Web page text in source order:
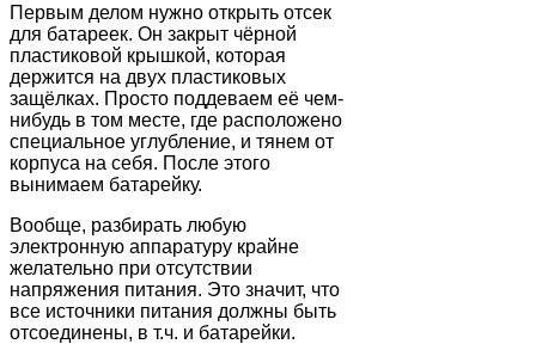
Первым делом нужно открыть отсек
для батареек. Он закрыт чёрной
пластиковой крышкой, которая
держится на двух пластиковых
защёлках. Просто поддеваем её чем-
нибудь в том месте, где расположено
специальное углубление, и тянем от
корпуса на себя. После этого
вынимаем батарейку.
Вообще, разбирать любую
электронную аппаратуру крайне
желательно при отсутствии
напряжения питания. Это значит, что
все источники питания должны быть
отсоединены, в т.ч. и батарейки.